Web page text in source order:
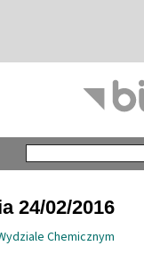
24/02/2016
Chemicznym